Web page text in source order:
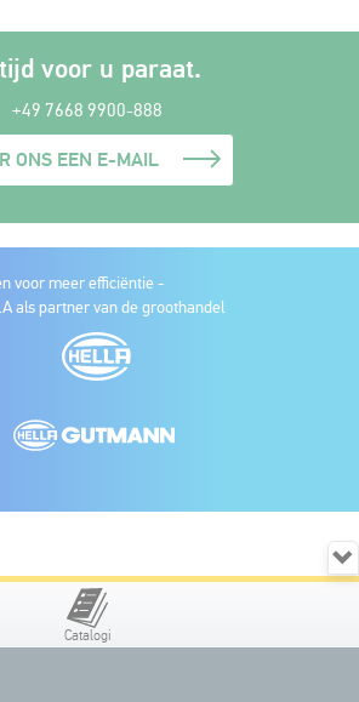
voor u paraat.
+49 7668 9900-888
ONS EEN E-MAIL
voor meer efficiëntie -
als partner van de groothandel
de PARTNER WORLD nieuwsbrief,
en het formulier invullen.
Catalogi